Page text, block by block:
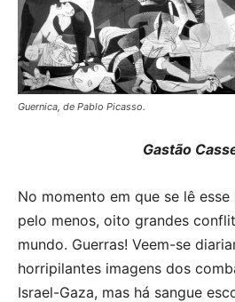
Guernica, de Pablo Picasso.
Gastão
No momento em que se lê
pelo menos, oito grandes
mundo. Guerras! Veem-se
horripilantes imagens dos
Israel-Gaza, mas há sangue